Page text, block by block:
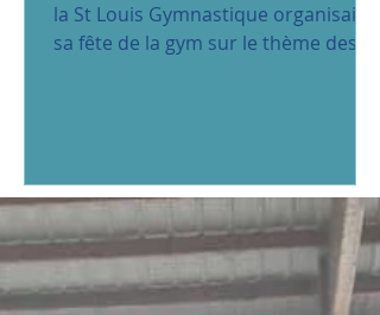
la St Louis Gymnastique organisait
sa fête de la gym sur le thème des